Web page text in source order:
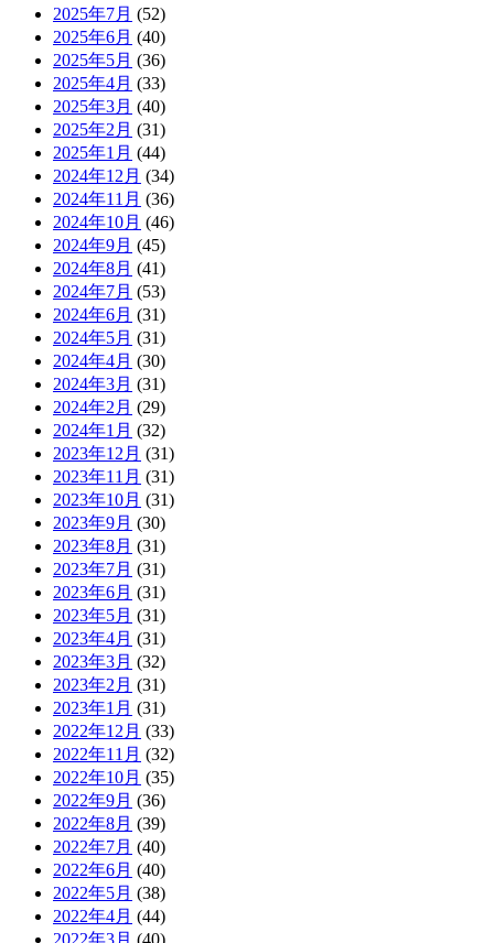
2025年7月 (52)
2025年6月 (40)
2025年5月 (36)
2025年4月 (33)
2025年3月 (40)
2025年2月 (31)
2025年1月 (44)
2024年12月 (34)
2024年11月 (36)
2024年10月 (46)
2024年9月 (45)
2024年8月 (41)
2024年7月 (53)
2024年6月 (31)
2024年5月 (31)
2024年4月 (30)
2024年3月 (31)
2024年2月 (29)
2024年1月 (32)
2023年12月 (31)
2023年11月 (31)
2023年10月 (31)
2023年9月 (30)
2023年8月 (31)
2023年7月 (31)
2023年6月 (31)
2023年5月 (31)
2023年4月 (31)
2023年3月 (32)
2023年2月 (31)
2023年1月 (31)
2022年12月 (33)
2022年11月 (32)
2022年10月 (35)
2022年9月 (36)
2022年8月 (39)
2022年7月 (40)
2022年6月 (40)
2022年5月 (38)
2022年4月 (44)